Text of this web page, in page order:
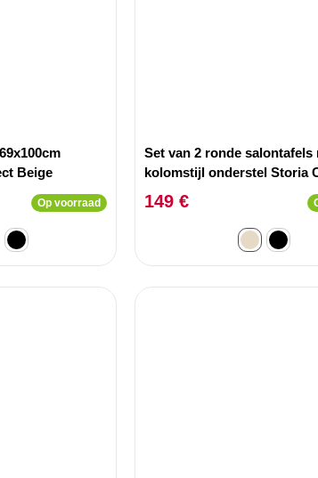
Beige
Op voorraad
Set van 2 ronde salontafels
kolomstijl onderstel Storia
149 €